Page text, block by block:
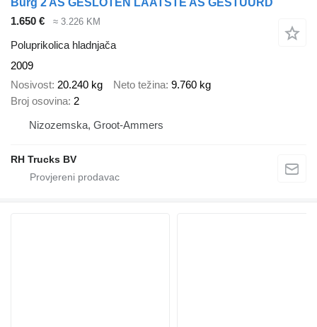
1.650 €
≈ 3.226 KM
Poluprikolica hladnjača
2009
Nosivost 20.240 kg Neto težina 9.760 kg
Broj osovina 2
Nizozemska, Groot-Ammers
RH Trucks BV